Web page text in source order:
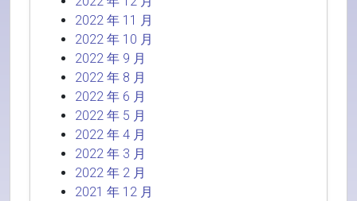
2022 年 11 月
2022 年 10 月
2022 年 9 月
2022 年 8 月
2022 年 6 月
2022 年 5 月
2022 年 4 月
2022 年 3 月
2022 年 2 月
2021 年 12 月